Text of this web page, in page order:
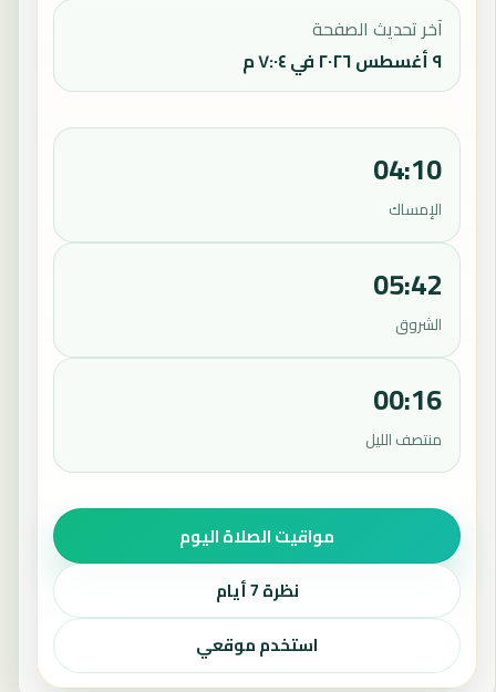
آخر تحديث الصفحة
٩ أغسطس ٢٠٢٦ في ٧:٠٤ م
04:10
الإمساك
05:42
الشروق
00:16
منتصف الليل
مواقيت الصلاة اليوم
نظرة 7 أيام
استخدم موقعي